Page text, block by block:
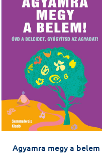
Agyamra megy a belem